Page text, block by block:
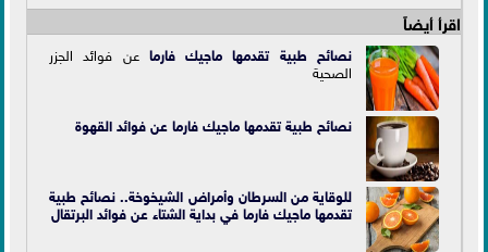
اقرأ أيضاً
نصائح طبية تقدمها ماجيك فارما عن فوائد الجزر
الصحية
نصائح طبية تقدمها ماجيك فارما عن فوائد القهوة
للوقاية من السرطان وأمراض الشيخوخة.. نصائح طبية
تقدمها ماجيك فارما في بداية الشتاء عن فوائد البرتقال